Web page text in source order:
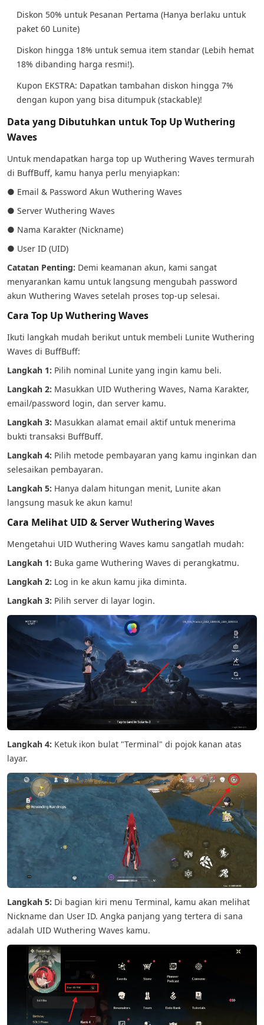
Diskon 50% untuk Pesanan Pertama (Hanya berlaku untuk
paket 60 Lunite)
Diskon hingga 18% untuk semua item standar (Lebih hemat
18% dibanding harga resmi!).
Kupon EKSTRA: Dapatkan tambahan diskon hingga 7%
dengan kupon yang bisa ditumpuk (stackable)!
Data yang Dibutuhkan untuk Top Up Wuthering
Waves
Untuk mendapatkan harga top up Wuthering Waves termurah
di BuffBuff, kamu hanya perlu menyiapkan:
● Email & Password Akun Wuthering Waves
● Server Wuthering Waves
● Nama Karakter (Nickname)
● User ID (UID)
Catatan Penting: Demi keamanan akun, kami sangat
menyarankan kamu untuk langsung mengubah password
akun Wuthering Waves setelah proses top-up selesai.
Cara Top Up Wuthering Waves
Ikuti langkah mudah berikut untuk membeli Lunite Wuthering
Waves di BuffBuff:
Langkah 1: Pilih nominal Lunite yang ingin kamu beli.
Langkah 2: Masukkan UID Wuthering Waves, Nama Karakter,
email/password login, dan server kamu.
Langkah 3: Masukkan alamat email aktif untuk menerima
bukti transaksi BuffBuff.
Langkah 4: Pilih metode pembayaran yang kamu inginkan dan
selesaikan pembayaran.
Langkah 5: Hanya dalam hitungan menit, Lunite akan
langsung masuk ke akun kamu!
Cara Melihat UID & Server Wuthering Waves
Mengetahui UID Wuthering Waves kamu sangatlah mudah:
Langkah 1: Buka game Wuthering Waves di perangkatmu.
Langkah 2: Log in ke akun kamu jika diminta.
Langkah 3: Pilih server di layar login.
Langkah 4: Ketuk ikon bulat "Terminal" di pojok kanan atas
layar.
Langkah 5: Di bagian kiri menu Terminal, kamu akan melihat
Nickname dan User ID. Angka panjang yang tertera di sana
adalah UID Wuthering Waves kamu.